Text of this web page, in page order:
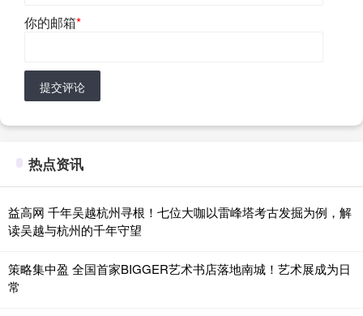
你的邮箱*
提交评论
热点资讯
益高网 千年吴越杭州寻根！七位大咖以雷峰塔考古发掘为例，解
读吴越与杭州的千年守望
策略集中盈 全国首家BIGGER艺术书店落地南城！艺术展成为日
常